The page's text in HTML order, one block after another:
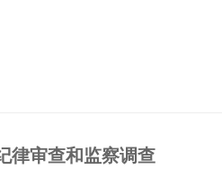
律审查和监察调查